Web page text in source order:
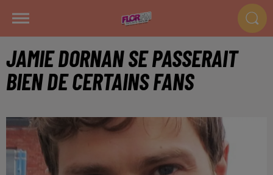
JAMIE DORNAN SE PASSERAIT
BIEN DE CERTAINS FANS